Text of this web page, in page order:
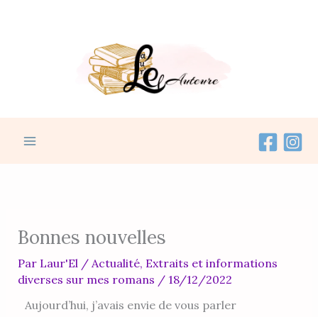
Bonnes nouvelles
Par Laur'El / Actualité, Extraits et informations
diverses sur mes romans / 18/12/2022
Aujourd’hui, j’avais envie de vous parler